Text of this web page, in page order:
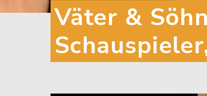
Väter &